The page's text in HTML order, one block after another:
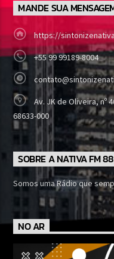
MANDE SUA
https://
+55 99 99189-8004
Av. JK de Oliveira, nº
68633-000
SOBRE A NATIVA FM
Somos uma Rádio que
NO AR